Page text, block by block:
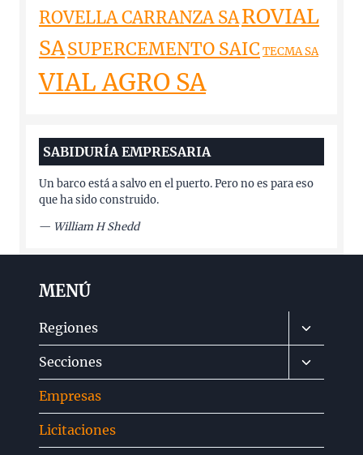
ROVELLA CARRANZA SAROVIAL
SASUPERCEMENTO SAIC TECMA SA
VIAL AGRO SA
SABIDURÍA EMPRESARIA
Un barco está a salvo en el puerto. Pero no es para eso
que ha sido construido.
— William H Shedd
MENÚ
Regiones
Alternar
menú
hijo
Secciones
Alternar
menú
Empresas
Licitaciones